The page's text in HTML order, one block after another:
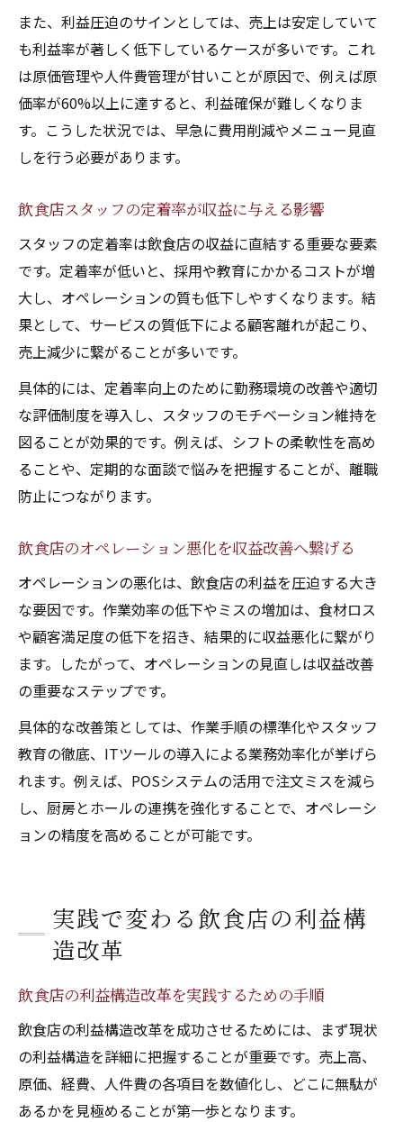
また、利益圧迫のサインとしては、売上は安定していて
も利益率が著しく低下しているケースが多いです。これ
は原価管理や人件費管理が甘いことが原因で、例えば原
価率が60%以上に達すると、利益確保が難しくなりま
す。こうした状況では、早急に費用削減やメニュー見直
しを行う必要があります。
飲食店スタッフの定着率が収益に与える影響
スタッフの定着率は飲食店の収益に直結する重要な要素
です。定着率が低いと、採用や教育にかかるコストが増
大し、オペレーションの質も低下しやすくなります。結
果として、サービスの質低下による顧客離れが起こり、
売上減少に繋がることが多いです。
具体的には、定着率向上のために勤務環境の改善や適切
な評価制度を導入し、スタッフのモチベーション維持を
図ることが効果的です。例えば、シフトの柔軟性を高め
ることや、定期的な面談で悩みを把握することが、離職
防止につながります。
飲食店のオペレーション悪化を収益改善へ繋げる
オペレーションの悪化は、飲食店の利益を圧迫する大き
な要因です。作業効率の低下やミスの増加は、食材ロス
や顧客満足度の低下を招き、結果的に収益悪化に繋がり
ます。したがって、オペレーションの見直しは収益改善
の重要なステップです。
具体的な改善策としては、作業手順の標準化やスタッフ
教育の徹底、ITツールの導入による業務効率化が挙げら
れます。例えば、POSシステムの活用で注文ミスを減ら
し、厨房とホールの連携を強化することで、オペレーシ
ョンの精度を高めることが可能です。
実践で変わる飲食店の利益構
造改革
飲食店の利益構造改革を実践するための手順
飲食店の利益構造改革を成功させるためには、まず現状
の利益構造を詳細に把握することが重要です。売上高、
原価、経費、人件費の各項目を数値化し、どこに無駄が
あるかを見極めることが第一歩となります。